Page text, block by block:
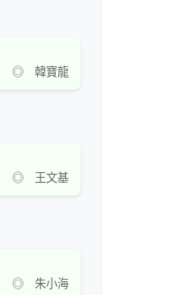
◎ 韓寶龍
◎ 王文基
◎ 朱小海